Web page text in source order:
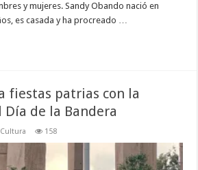
y mujeres. Sandy Obando nació en
es casada y ha procreado …
fiestas patrias con la
de la Bandera
Cultura 158